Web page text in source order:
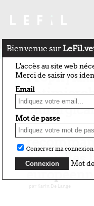
Bienvenue sur
L'accès au site web
Merci de saisir vos
Email
Mot de passe
Conserver ma connexion
Mot
24 février 2026
le chat : ce
nouvelles
par Karin De Lange